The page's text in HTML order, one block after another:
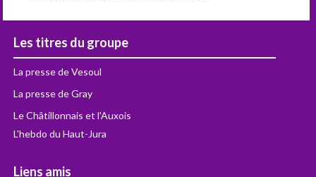
Les titres du groupe
La presse de Vesoul
La presse de Gray
Le Châtillonnais et l'Auxois
L'hebdo du Haut-Jura
Liens amis